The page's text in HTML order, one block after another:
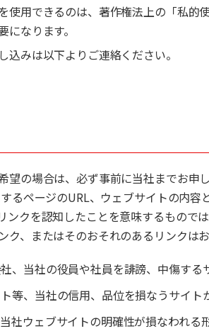
使用できるのは、著作権法上の「私
なります。
込みは以下よりご連絡ください。
望の場合は、必ず事前に当社までお
るページのURL、ウェブサイトの内
ンクを認知したことを意味するものでは
ク、またはそのおそれのあるリンクはお
、当社の役員や社員を誹謗、中傷する
等、当社の信用、品位を損なうサイト
社ウェブサイトの明確性が損なわれる